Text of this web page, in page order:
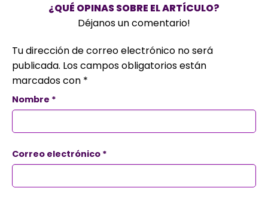
¿QUÉ OPINAS SOBRE EL ARTÍCULO?
Déjanos un comentario!
Tu dirección de correo electrónico no será
publicada. Los campos obligatorios están
marcados con *
Nombre *
Correo electrónico *